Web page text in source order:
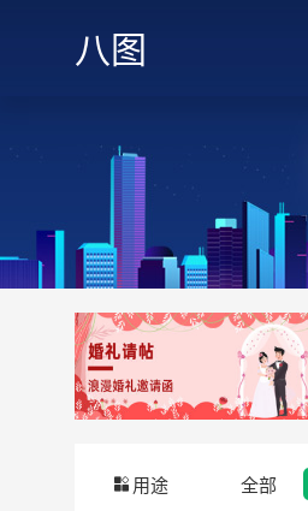
八图
用途 全部